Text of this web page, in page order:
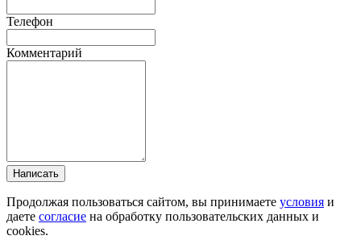
Телефон
Комментарий
Написать
Продолжая пользоваться сайтом, вы принимаете условия и
даете согласие на обработку пользовательских данных и
cookies.